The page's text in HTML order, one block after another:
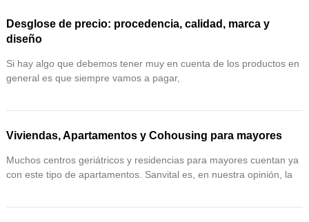
Desglose de precio: procedencia, calidad, marca y
diseño
Si hay algo que debemos tener muy en cuenta de los productos en
general es que siempre vamos a pagar,
Viviendas, Apartamentos y Cohousing para mayores
Muchos centros geriátricos y residencias para mayores cuentan ya
con este tipo de apartamentos. Sanvital es, en nuestra opinión, la